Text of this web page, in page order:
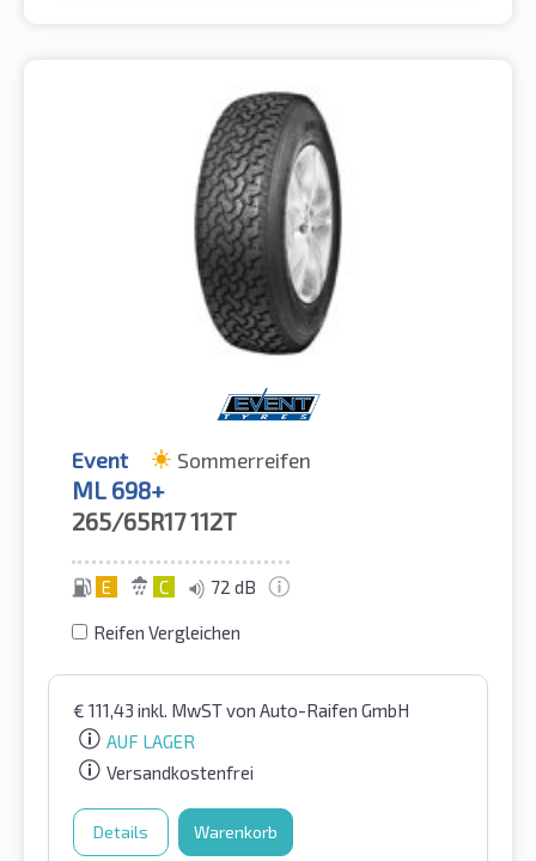
Event Sommerreifen
ML 698+
265/65R17112T
E C 72 dB
Reifen Vergleichen
€ 111,43 inkl. MwSTvon Auto-Raifen GmbH
AUF LAGER
Versandkostenfrei
Details Warenkorb